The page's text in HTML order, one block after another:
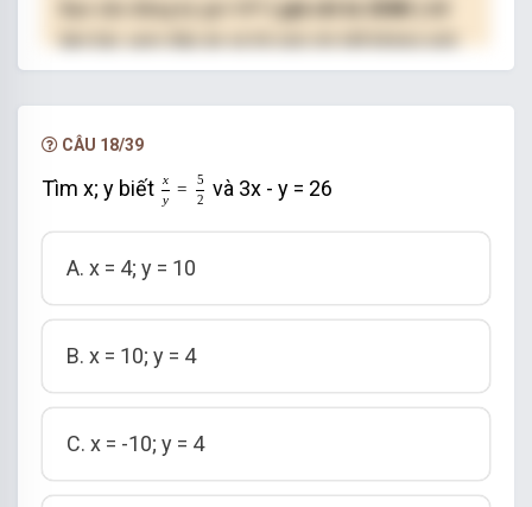
( giá chỉ từ 250K )
hạn.
CÂU 18/39
Tìm x; y biết
x
y
=
5
2
x =5
và 3x - y = 26
A. x = 4; y = 10
B. x = 10; y = 4
C. x = -10; y = 4